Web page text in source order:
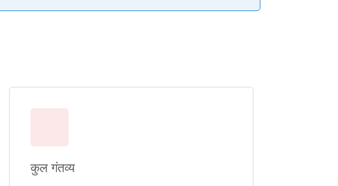
कुल गंतव्य